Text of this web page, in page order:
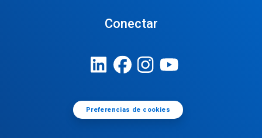
Conectar
Preferencias de cookies